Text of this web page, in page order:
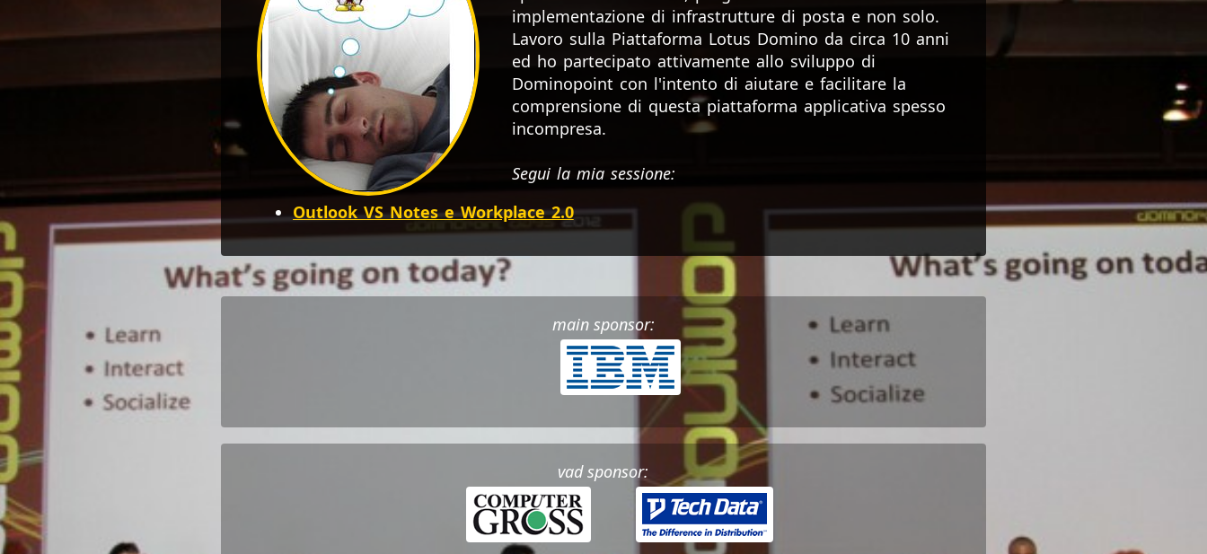
implementazione di infrastrutture di posta e non solo.
Lavoro sulla Piattaforma Lotus Domino da circa 10 anni
ed ho partecipato attivamente allo sviluppo di
Dominopoint con l'intento di aiutare e facilitare la
comprensione di questa piattaforma applicativa spesso
incompresa.
Segui la mia sessione:
Outlook VS Notes e Workplace 2.0
main sponsor:
vad sponsor: